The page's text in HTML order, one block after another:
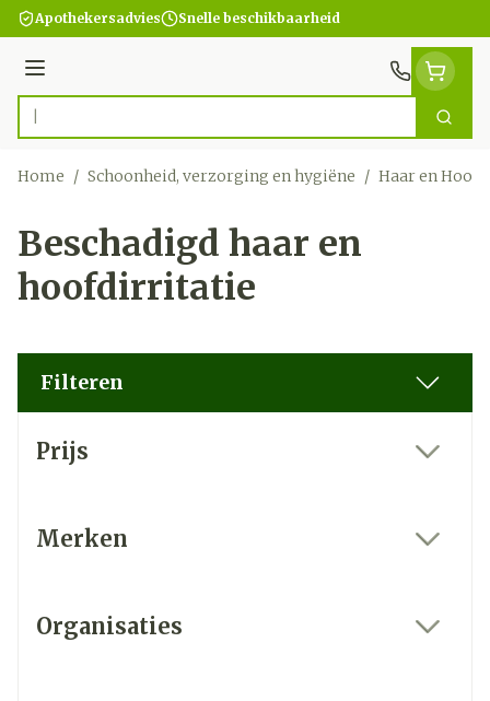
Ga naar de inhoud
Apothekersadvies Snelle beschikbaarheid
Menu
Product, merk, categorie... Zoek
Home / Schoonheid, verzorging en hygiëne / Haar en Hoofd
Beschadigd haar en
hoofdirritatie
Filteren
Prijs
Merken
Organisaties